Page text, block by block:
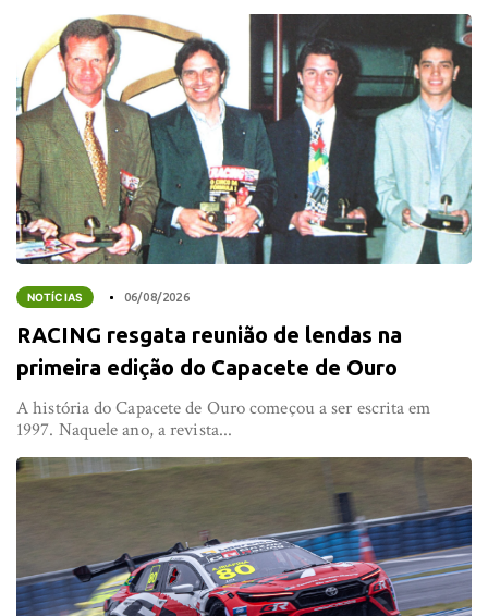
NOTÍCIAS 06/08/2026
RACING resgata reunião de lendas na
primeira edição do Capacete de Ouro
A história do Capacete de Ouro começou a ser escrita em
1997. Naquele ano, a revista...